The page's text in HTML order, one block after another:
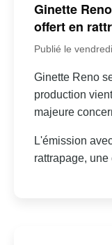
Ginette
offert en
Publié le
Ginette Reno
production
majeure
L'émission
rattrapage,